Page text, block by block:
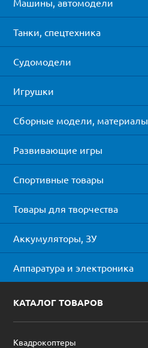
Танки, спецтехника
Судомодели
Игрушки
Сборные модели, материалы
Развивающие игры
Спортивные товары
Товары для творчества
Аккумуляторы, ЗУ
Аппаратура и электроника
КАТАЛОГ ТОВАРОВ
Квадрокоптеры